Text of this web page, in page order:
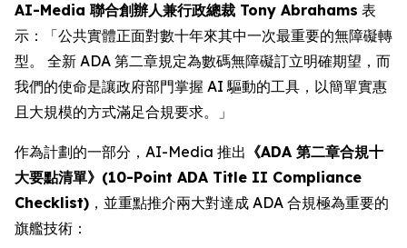
AI-Media 聯合創辦人兼行政總裁 Tony Abrahams 表
示：「公共實體正面對數十年來其中一次最重要的無障礙轉
型。 全新 ADA 第二章規定為數碼無障礙訂立明確期望，而
我們的使命是讓政府部門掌握 AI 驅動的工具，以簡單實惠
且大規模的方式滿足合規要求。」
作為計劃的一部分，AI-Media 推出 《ADA 第二章合規十
大要點清單》(10-Point ADA Title II Compliance
Checklist) ，並重點推介兩大對達成 ADA 合規極為重要的
旗艦技術：